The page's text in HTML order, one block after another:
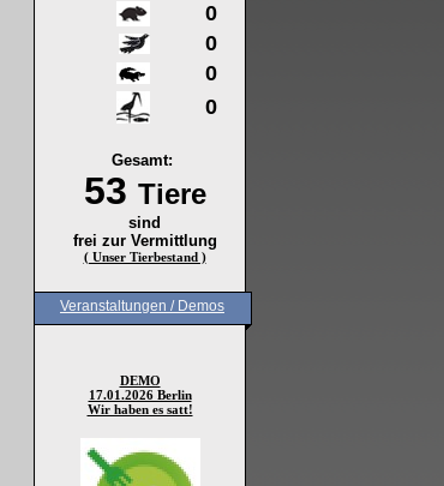
0
0
0
0
Gesamt:
53 Tiere
sind
frei zur Vermittlung
( Unser Tierbestand )
Veranstaltungen / Demos
DEMO
17.01.2026 Berlin
Wir haben es satt!